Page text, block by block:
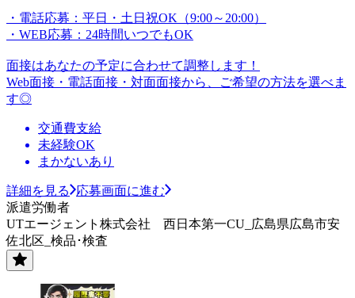
・電話応募：平日・土日祝OK（9:00～20:00）
・WEB応募：24時間いつでもOK
面接はあなたの予定に合わせて調整します！
Web面接・電話面接・対面面接から、ご希望の方法を選べま
す◎
交通費支給
未経験OK
まかないあり
詳細を見る
応募画面に進む
派遣労働者
UTエージェント株式会社 西日本第一CU_広島県広島市安
佐北区_検品･検査